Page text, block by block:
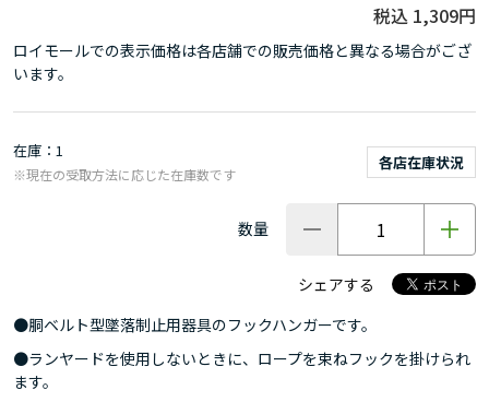
1,309円
ロイモールでの表示価格は各店舗での販売価格と異なる場合がござ
います。
在庫 1
各店在庫状況
※現在の受取方法に応じた在庫数です
数量
シェアする
●胴ベルト型墜落制止用器具のフックハンガーです。
●ランヤードを使用しないときに、ロープを束ねフックを掛けられ
ます。